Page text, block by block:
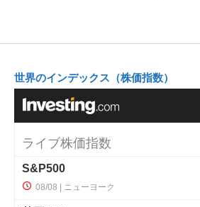
世界のインデックス（株価指数）